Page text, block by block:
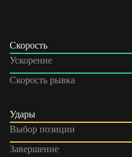
Скорость
Ускорение
Скорость рывка
Удары
Выбор позиции
Завершение